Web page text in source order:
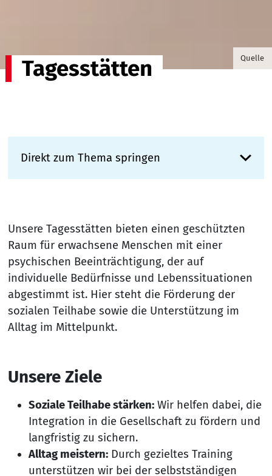
©
Quelle
Tagesstätten
Direkt zum Thema springen
Unsere Tagesstätten bieten einen geschützten
Raum für erwachsene Menschen mit einer
psychischen Beeinträchtigung, der auf
individuelle Bedürfnisse und Lebenssituationen
abgestimmt ist. Hier steht die Förderung der
sozialen Teilhabe sowie die Unterstützung im
Alltag im Mittelpunkt.
Unsere Ziele
Soziale Teilhabe stärken: Wir helfen dabei, die
Integration in die Gesellschaft zu fördern und
langfristig zu sichern.
Alltag meistern: Durch gezieltes Training
unterstützen wir bei der selbstständigen